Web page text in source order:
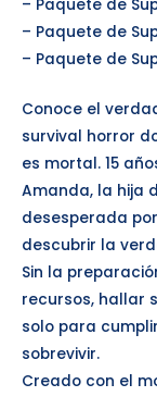
– Paquete de
– Paquete de
– Paquete de
Conoce el
survival horror
es mortal. 15
Amanda, la hija
desesperada
descubrir la
Sin la
recursos, hallar
solo para
sobrevivir.
Creado con el